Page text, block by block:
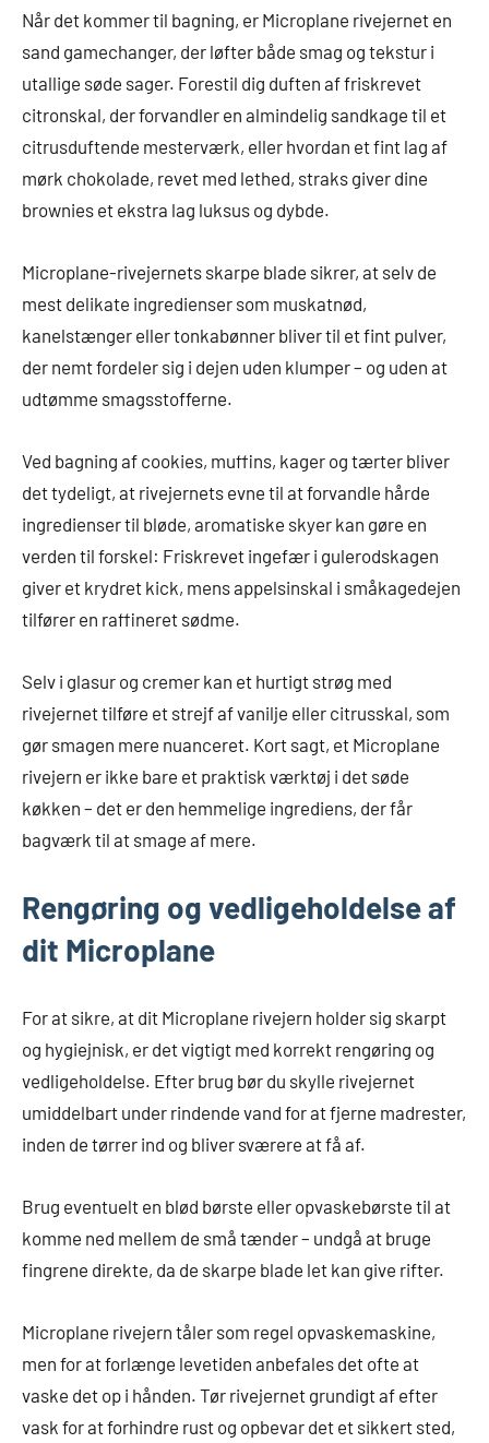
Når det kommer til bagning, er Microplane rivejernet en
sand gamechanger, der løfter både smag og tekstur i
utallige søde sager. Forestil dig duften af friskrevet
citronskal, der forvandler en almindelig sandkage til et
citrusduftende mesterværk, eller hvordan et fint lag af
mørk chokolade, revet med lethed, straks giver dine
brownies et ekstra lag luksus og dybde.
Microplane-rivejernets skarpe blade sikrer, at selv de
mest delikate ingredienser som muskatnød,
kanelstænger eller tonkabønner bliver til et fint pulver,
der nemt fordeler sig i dejen uden klumper – og uden at
udtømme smagsstofferne.
Ved bagning af cookies, muffins, kager og tærter bliver
det tydeligt, at rivejernets evne til at forvandle hårde
ingredienser til bløde, aromatiske skyer kan gøre en
verden til forskel: Friskrevet ingefær i gulerodskagen
giver et krydret kick, mens appelsinskal i småkagedejen
tilfører en raffineret sødme.
Selv i glasur og cremer kan et hurtigt strøg med
rivejernet tilføre et strejf af vanilje eller citrusskal, som
gør smagen mere nuanceret. Kort sagt, et Microplane
rivejern er ikke bare et praktisk værktøj i det søde
køkken – det er den hemmelige ingrediens, der får
bagværk til at smage af mere.
Rengøring og vedligeholdelse af
dit Microplane
For at sikre, at dit Microplane rivejern holder sig skarpt
og hygiejnisk, er det vigtigt med korrekt rengøring og
vedligeholdelse. Efter brug bør du skylle rivejernet
umiddelbart under rindende vand for at fjerne madrester,
inden de tørrer ind og bliver sværere at få af.
Brug eventuelt en blød børste eller opvaskebørste til at
komme ned mellem de små tænder – undgå at bruge
fingrene direkte, da de skarpe blade let kan give rifter.
Microplane rivejern tåler som regel opvaskemaskine,
men for at forlænge levetiden anbefales det ofte at
vaske det op i hånden. Tør rivejernet grundigt af efter
vask for at forhindre rust og opbevar det et sikkert sted,